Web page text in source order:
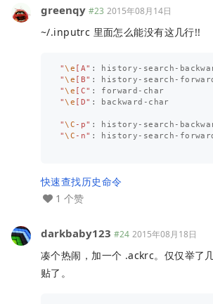
greenqy #23 2015年08月14日
~/.inputrc 里面怎么能没有这几行!!
"\e [A"
"\e [B"
"\e [C"
"\e [D" : backward-char
"\C -p"
"\C -n" : history-search-
快速查找历史命令
1 个赞
darkbaby123 #24 2015年08月18日
凑个热闹，加一个 .ackrc。仅仅举了
贴了。